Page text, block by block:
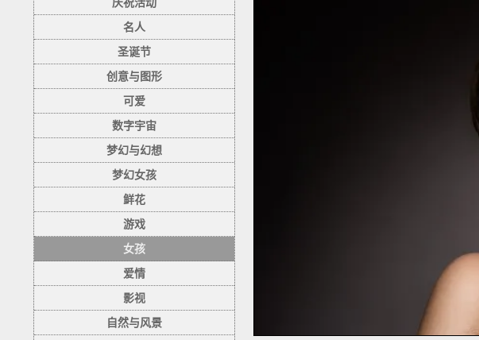
名人
圣诞节
创意与图形
可爱
数字宇宙
梦幻与幻想
梦幻女孩
鲜花
游戏
女孩
爱情
影视
自然与风景